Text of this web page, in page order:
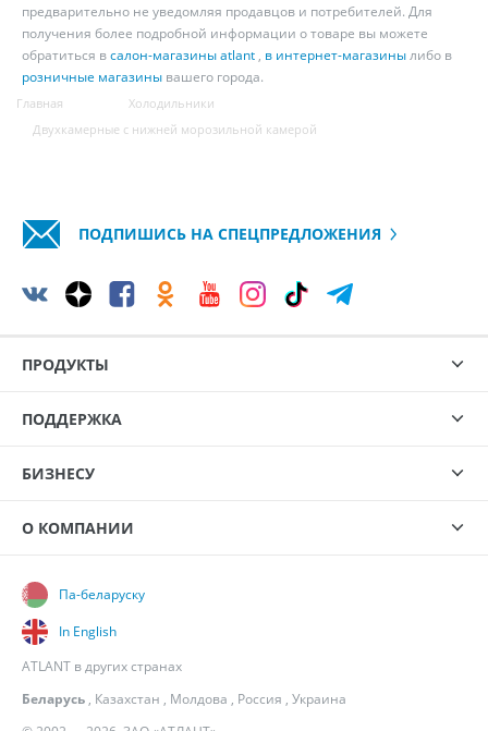
предварительно не уведомляя продавцов и потребителей. Для
получения более подробной информации о товаре вы можете
обратиться всалон-магазины atlant , в интернет-магазинылибо в
розничные магазины вашего города.
Главная
Холодильники
Двухкамерные с нижней морозильной камерой
ПОДПИШИСЬ НА СПЕЦПРЕДЛОЖЕНИЯ
ПРОДУКТЫ
ПОДДЕРЖКА
БИЗНЕСУ
О КОМПАНИИ
Па-беларуску
In English
ATLANT в других странах
Беларусь , Казахстан , Молдова , Россия , Украина